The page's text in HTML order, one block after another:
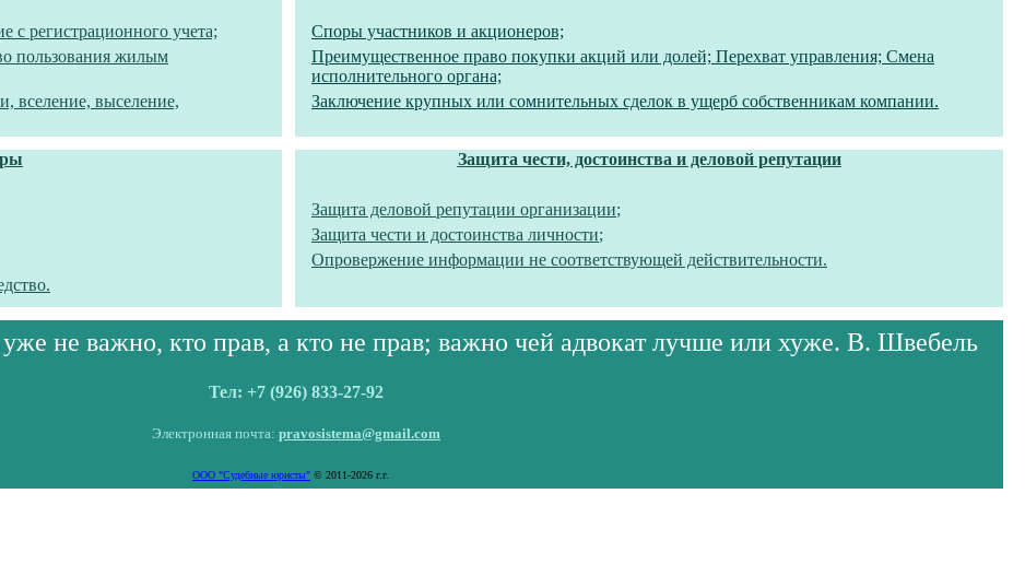
с регистрационного учета;
пользования жилым
вселение, выселение,
Споры участников и акционеров;
Преимущественное право покупки акций или долей; Перехват управления; Смена
исполнительного органа;
Заключение крупных или сомнительных сделок в ущерб собственникам компании.
Защита чести, достоинства и деловой репутации
Защита деловой репутации организации;
Защита чести и достоинства личности;
Опровержение информации не соответствующей действительности.
не важно, кто прав, а кто не прав; важно чей адвокат лучше или хуже. В. Швебель
Тел: +7 (926) 833-27-92
Электронная почта: pravosistema@gmail.com
ООО "Судебные юристы" © 201 1-2026 г.г.